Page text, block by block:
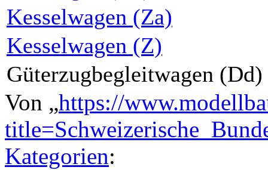
Kesselwagen (Za)
Kesselwagen (Z)
Güterzugbegleitwagen (Dd)
Von „https://
Kategorien: